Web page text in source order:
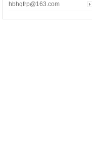
hbhqfrp@163.com